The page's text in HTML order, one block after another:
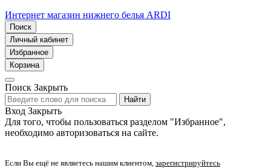
Интернет магазин нижнего белья ARDI
Поиск
Личный кабинет
Избранное
Корзина
Поиск Закрыть
Найти
Вход Закрыть
Для того, чтобы пользоваться разделом "Избранное",
необходимо авторизоваться на сайте.
Если Вы ещё не являетесь нашим клиентом, зарегистрируйтесь